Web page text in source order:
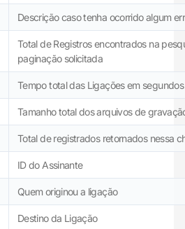
Descrição caso tenha ocorrido algum
Total de Registros encontrados na
paginação solicitada
Tempo total das Ligações em segundos
Tamanho total dos arquivos de
Total de registrados retornados nessa
ID do Assinante
Quem originou a ligação
Destino da Ligação